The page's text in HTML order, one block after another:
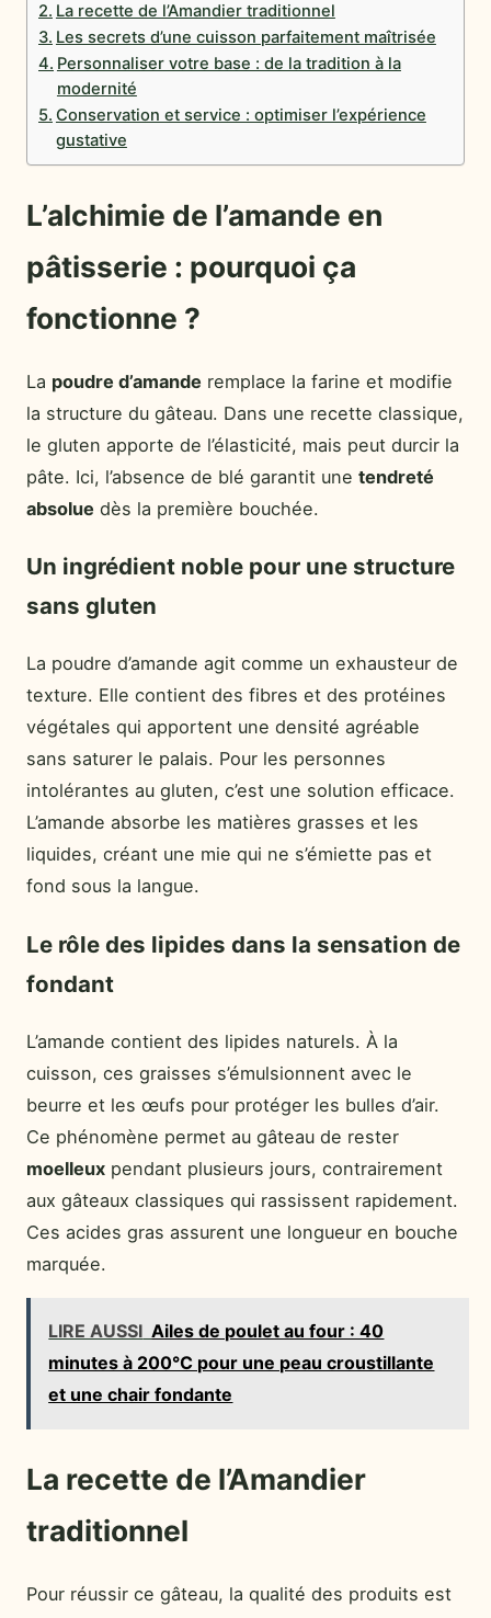
La recette de l’Amandier traditionnel
Les secrets d’une cuisson parfaitement maîtrisée
Personnaliser votre base : de la tradition à la
modernité
Conservation et service : optimiser l’expérience
gustative
L’alchimie de l’amande en
pâtisserie : pourquoi ça
fonctionne ?
La poudre d’amande remplace la farine et modifie
la structure du gâteau. Dans une recette classique,
le gluten apporte de l’élasticité, mais peut durcir la
pâte. Ici, l’absence de blé garantit une tendreté
absolue dès la première bouchée.
Un ingrédient noble pour une structure
sans gluten
La poudre d’amande agit comme un exhausteur de
texture. Elle contient des fibres et des protéines
végétales qui apportent une densité agréable
sans saturer le palais. Pour les personnes
intolérantes au gluten, c’est une solution efficace.
L’amande absorbe les matières grasses et les
liquides, créant une mie qui ne s’émiette pas et
fond sous la langue.
Le rôle des lipides dans la sensation de
fondant
L’amande contient des lipides naturels. À la
cuisson, ces graisses s’émulsionnent avec le
beurre et les œufs pour protéger les bulles d’air.
Ce phénomène permet au gâteau de rester
moelleux pendant plusieurs jours, contrairement
aux gâteaux classiques qui rassissent rapidement.
Ces acides gras assurent une longueur en bouche
marquée.
LIRE AUSSI Ailes de poulet au four : 40
minutes à 200°C pour une peau croustillante
et une chair fondante
La recette de l’Amandier
traditionnel
Pour réussir ce gâteau, la qualité des produits est